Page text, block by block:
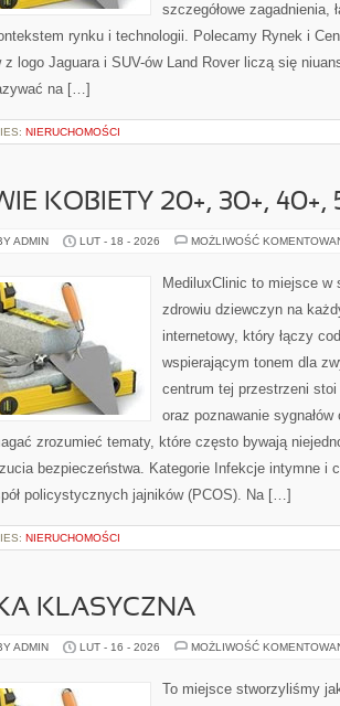
szczegółowe zagadnienia,
rynku i technologii. Polecamy Rynek i
z logo Jaguara i SUV-ów Land Rover liczą się
na […]
NIERUCHOMOŚCI
KOBIETY 20+, 30+, 40+,
ADMIN LUT - 18 - 2026 MOŻLIWOŚĆ
MediluxClinic to miejsce
zdrowiu dziewczyn na
internetowy, który łączy
wspierającym tonem dla
centrum tej przestrzeni
oraz poznawanie
zrozumieć tematy, które często bywają
bezpieczeństwa. Kategorie Infekcje intymne i
policystycznych jajników (PCOS). Na […]
NIERUCHOMOŚCI
KLASYCZNA
ADMIN LUT - 16 - 2026 MOŻLIWOŚĆ
To miejsce stworzyliśmy